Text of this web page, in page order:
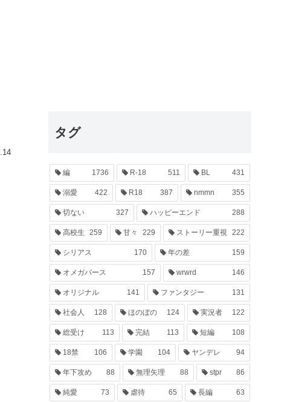
タグ
編 1736 R-18 511 BL 431
溺愛 422 R18 387 nmmn 355
切ない 327 ハッピーエンド 288
高校生 259 甘々 229 ストーリー重視 222
シリアス 170 年の差 159
オメガバース 157 wrwrd 146
オリジナル 141 ファンタジー 131
社会人 128 ほのぼの 124 実況者 122
総受け 113 完結 113 短編 108
18禁 106 学園 104 ヤンデレ 94
年下攻め 88 無理矢理 88 stpr 86
純愛 73 虐待 65 長編 63